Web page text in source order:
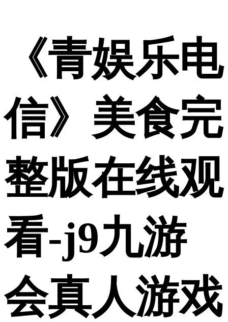
《青娱乐电
信》美食完
整版在线观
看-j9九游
会真人游戏